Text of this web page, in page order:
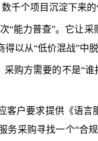
千个项目沉淀下来的
“能力普查”。它让
以从“低价混战”中脱
购方需要的不是“谁
客户要求提供《语言
务采购寻找一个“合